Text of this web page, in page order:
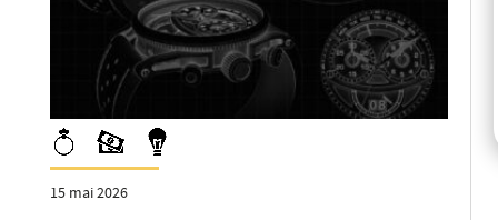
15 mai 2026